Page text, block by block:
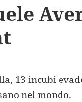
13 incubi
nel mondo.